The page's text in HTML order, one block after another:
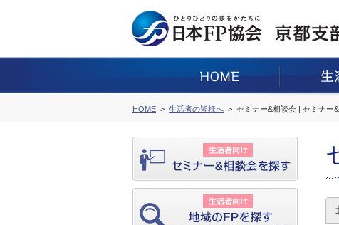
HOME 生活者の皆様へ セミナー&相談会 | セミナー